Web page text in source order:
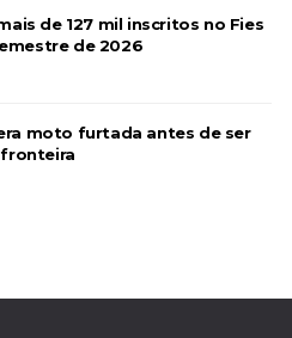
de 127 mil inscritos no Fies
de 2026
moto furtada antes de ser
fronteira